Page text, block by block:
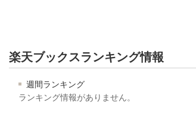
楽天ブックスランキング情報
週間ランキング
ランキング情報がありません。